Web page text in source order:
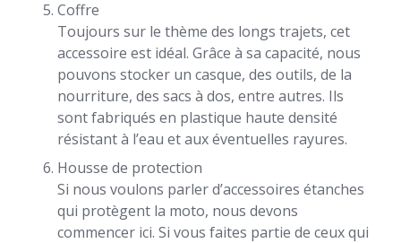
Coffre
Toujours sur le thème des longs trajets, cet
accessoire est idéal. Grâce à sa capacité, nous
pouvons stocker un casque, des outils, de la
nourriture, des sacs à dos, entre autres. Ils
sont fabriqués en plastique haute densité
résistant à l’eau et aux éventuelles rayures.
Housse de protection
Si nous voulons parler d’accessoires étanches
qui protègent la moto, nous devons
commencer ici. Si vous faites partie de ceux qui